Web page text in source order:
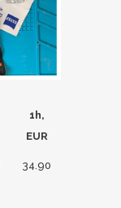
1h,
EUR
34.90